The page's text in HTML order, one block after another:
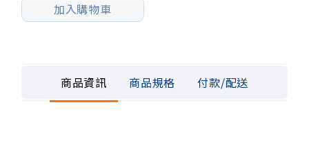
加入購物車
商品資訊 商品規格 付款/配送